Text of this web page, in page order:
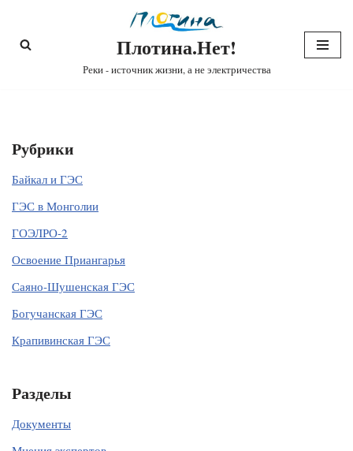
Перейти
Плотина.Нет!
Реки - источник жизни, а не электричества
Рубрики
Байкал и ГЭС
ГЭС в Монголии
ГОЭЛРО-2
Освоение Приангарья
Саяно-Шушенская ГЭС
Богучанская ГЭС
Крапивинская ГЭС
Разделы
Документы